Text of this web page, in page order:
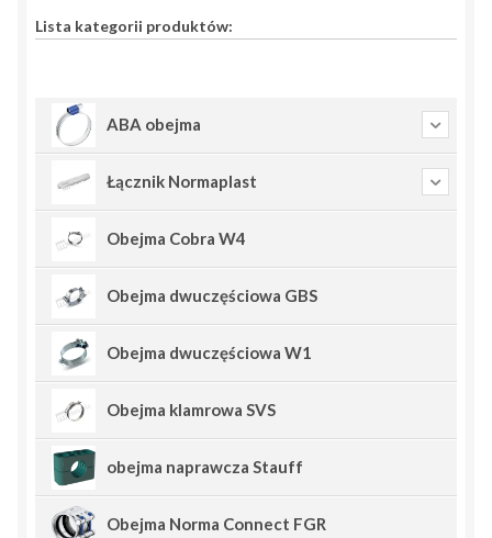
Lista kategorii produktów:
ABA obejma
Łącznik Normaplast
Obejma Cobra W4
Obejma dwuczęściowa GBS
Obejma dwuczęściowa W1
Obejma klamrowa SVS
obejma naprawcza Stauff
Obejma Norma Connect FGR